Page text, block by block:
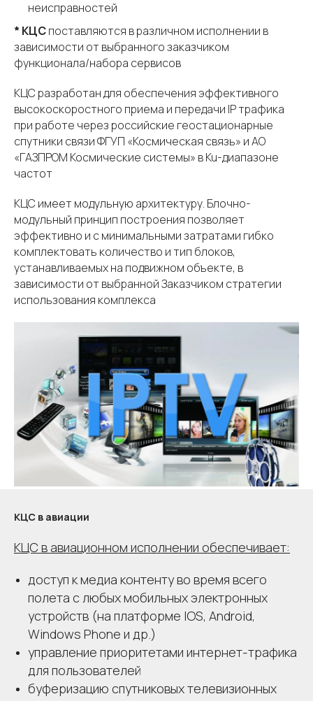
неисправностей
* КЦСпоставляются в различном исполнении в
зависимости от выбранного заказчиком
функционала/набора сервисов
КЦС разработан для обеспечения эффективного
высокоскоростного приема и передачи IP трафика
при работе через российские геостационарные
спутники связи ФГУП «Космическая связь» и АО
«ГАЗПРОМ Космические системы» в Ku-диапазоне
частот
КЦС имеет модульную архитектуру. Блочно-
модульный принцип построения позволяет
эффективно и с минимальными затратами гибко
комплектовать количество и тип блоков,
устанавливаемых на подвижном объекте, в
зависимости от выбранной Заказчиком стратегии
использования комплекса
КЦС в авиации
КЦС в авиационном исполнении обеспечивает:
доступ к медиа контенту во время всего
полета с любых мобильных электронных
устройств (на платформе IOS, Android,
Windows Phone и др.)
управление приоритетами интернет-трафика
для пользователей
буферизацию спутниковых телевизионных